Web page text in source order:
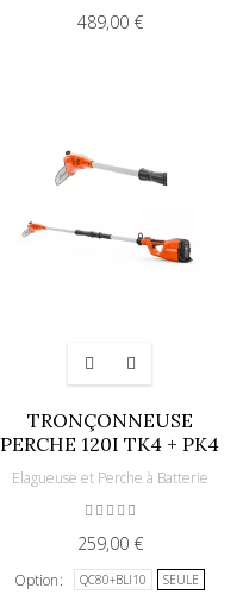
489,00 €
TRONÇONNEUSE
PERCHE 120I TK4 + PK4
Elagueuse et Perche à Batterie
259,00 €
Option QC80+BLI10 SEULE